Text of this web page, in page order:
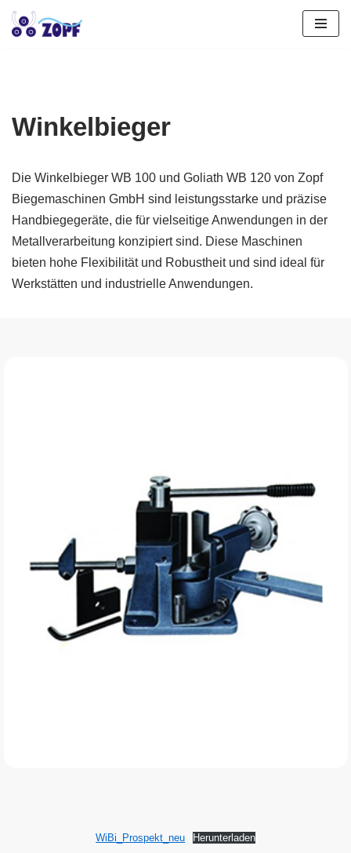
Winkelbieger
Die Winkelbieger WB 100 und Goliath WB 120 von Zopf
Biegemaschinen GmbH sind leistungsstarke und präzise
Handbiegegeräte, die für vielseitige Anwendungen in der
Metallverarbeitung konzipiert sind. Diese Maschinen
bieten hohe Flexibilität und Robustheit und sind ideal für
Werkstätten und industrielle Anwendungen.
WiBi_Prospekt_neu Herunterladen